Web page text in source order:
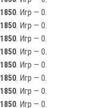
1850. Игр — 0.
1850. Игр — 0.
1850. Игр — 0.
1850. Игр — 0.
1850. Игр — 0.
1850. Игр — 0.
1850. Игр — 0.
1850. Игр — 0.